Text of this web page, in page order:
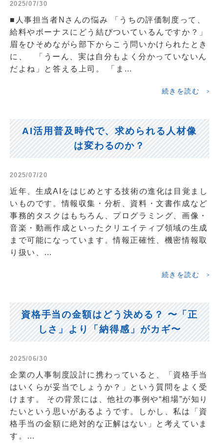
2025/07/30
■人事担当者Nさんの悩み 「うちの評価制度って、
給料やボーナスにどう結びついているんですか？」
眉をひそめながら部下からこう問いかけられたとき
に、 「うーん、実は自分もよく分かっていないん
だよね」と答える上司。 「ま…
続きを読む
AI活用普及時代で、求められる人材像
は変わるのか？
2025/07/20
近年、生成AIをはじめとする技術の進化は目覚まし
いものです。情報収集・分析、資料・文書作成など
事務的タスクはもちろん、プログラミング、画像・
音楽・動画作成といったクリエイティブ領域の生成
まで可能になっています。情報正確性、機密情報取
り扱い、…
続きを読む
資格手当の金額はどう決める？ 〜「正
しさ」より「納得感」がカギ〜
2025/06/30
企業の人事制度設計に携わっていると、「資格手当
はいくらが妥当でしょうか？」という質問をよく受
けます。 その背景には、他社の事例や“相場”が知り
たいという思いがあるようです。しかし、私は「資
格手当の金額に絶対的な正解はない」と考えていま
す。…